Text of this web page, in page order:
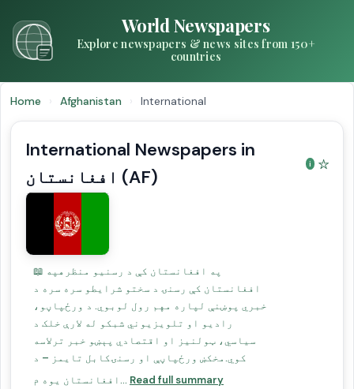
World Newspapers
Explore newspapers & news sites from 150+
countries
Home › Afghanistan › International
International Newspapers in
افغانستان (AF)
☆
📖 په افغانستان کې د رسنیو منظرهپه
افغانستان کې رسنۍ د سختو شرایطو سره سره د
خبري پوښنې لپاره مهم رول لوبوي. د ورځپاڼو،
رادیو او تلویزیوني شبکو له لارې خلک د
سیاسي، ټولنیز او اقتصادي پېښو خبر ترلاسه
کوي.مخکښ ورځپاڼې او رسنۍکابل تایمز – د
افغانستان یوه م... Read full summary